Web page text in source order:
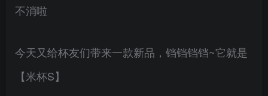
不消啦
今天又给杯友们带来一款新品，铛铛铛铛~它就是
【米杯S】